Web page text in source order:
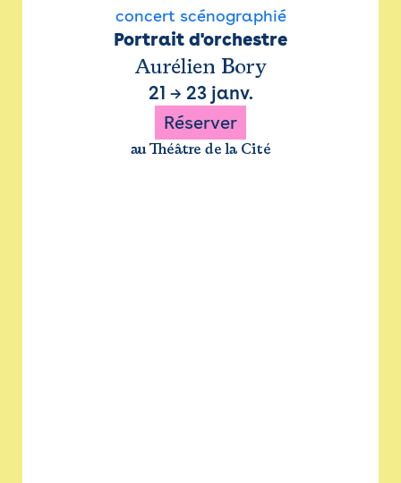
concert scénographié
Portrait d'orchestre
Aurélien Bory
21 → 23 janv.
Réserver
au Théâtre de la Cité